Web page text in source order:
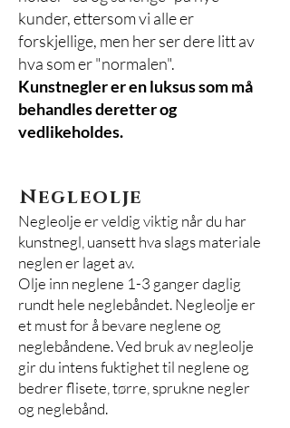
kunder, ettersom vi alle er
forskjellige, men her ser dere litt av
hva som er "normalen".
Kunstnegler er en luksus som må
behandles deretter og
vedlikeholdes.
Negleolje
Negleolje er veldig viktig når du har
kunstnegl, uansett hva slags materiale
neglen er laget av.
Olje inn neglene 1-3 ganger daglig
rundt hele neglebåndet. Negleolje er
et must for å bevare neglene og
neglebåndene. Ved bruk av negleolje
gir du intens fuktighet til neglene og
bedrer flisete, tørre, sprukne negler
og neglebånd.